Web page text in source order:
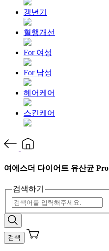
갱년기
혈행개선
For 여성
For 남성
헤어케어
스킨케어
여에스더 다이어트 유산균 Pro
검색하기
검색